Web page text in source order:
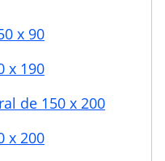
x 90
x 190
de 150 x 200
x 200